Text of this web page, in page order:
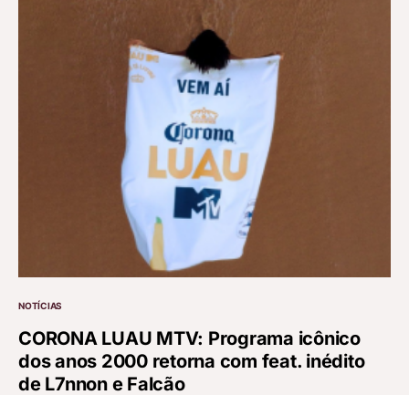
NOTÍCIAS
CORONA LUAU MTV: Programa icônico
dos anos 2000 retorna com feat. inédito
de L7nnon e Falcão